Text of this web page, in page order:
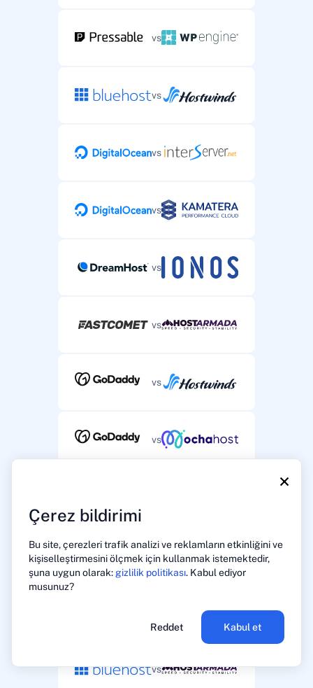
×
Çerez bildirimi
Bu site, çerezleri trafik analizi ve reklamların etkinliğini ve
kişiselleştirmesini ölçmek için kullanmak istemektedir,
şuna uygun olarak: gizlilik politikası. Kabul ediyor
musunuz?
Reddet Kabul et
vs
vs
vs
vs
vs
vs
vs
vs
vs
vs